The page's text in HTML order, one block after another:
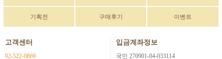
기획전 구매후기 이벤트
고객센터
02-522-0869
입금계좌정보
국민 270901-04-033114